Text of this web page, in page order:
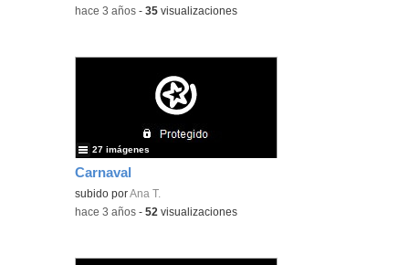
-hace 3 años -35 visualizaciones
Carnaval
subido porAna T.
27 imágenes
-hace 3 años -52 visualizaciones